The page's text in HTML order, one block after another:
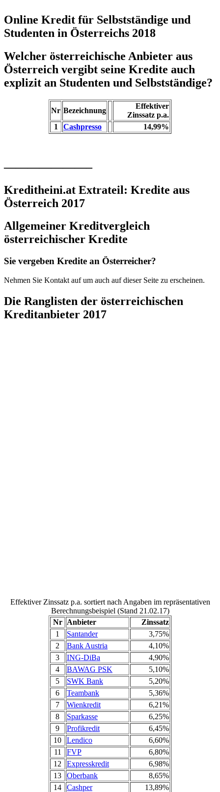
Online Kredit für Selbstständige und
Studenten in Österreichs 2018
Welcher österreichische Anbieter aus
Österreich vergibt seine Kredite auch
explizit an Studenten und Selbstständige?
Nr Bezeichnung
Effektiver
Zinssatz p.a.
1
Cashpresso 14,99%
———————–
Kreditheini.at Extrateil: Kredite aus
Österreich 2017
Allgemeiner Kreditvergleich
österreichischer Kredite
Sie vergeben Kredite an Österreicher?
Nehmen Sie Kontakt auf um auch auf dieser Seite zu erscheinen.
Die Ranglisten der österreichischen
Kreditanbieter 2017
Effektiver Zinssatz p.a. sortiert nach Angaben im repräsentativen
Berechnungsbeispiel (Stand 21.02.17)
Nr
Anbieter
Zinssatz
1
Santander
3,75%
2
Bank Austria
4,10%
3
ING-DiBa
4,90%
4
BAWAG PSK
5,10%
5
SWK Bank
5,20%
6
Teambank
5,36%
7
Wienkredit
6,21%
8
Sparkasse
6,25%
9
Profikredit
6,45%
10
Lendico
6,60%
11
FVP
6,80%
12
Expresskredit
6,98%
13
Oberbank
8,65%
14
Cashper
13,89%